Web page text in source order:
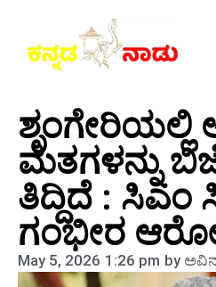
ಮತಗಳನ್ನು
ತಿದ್ದಿದೆ : ಸಿಎಂ
ಗಂಭೀರ
May 5, 2026 1:26 pm by